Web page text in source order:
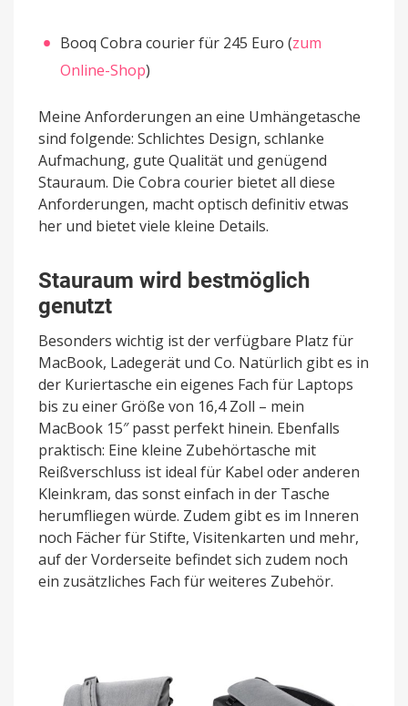
Booq Cobra courier für 245 Euro (zum
Online-Shop)
Meine Anforderungen an eine Umhängetasche
sind folgende: Schlichtes Design, schlanke
Aufmachung, gute Qualität und genügend
Stauraum. Die Cobra courier bietet all diese
Anforderungen, macht optisch definitiv etwas
her und bietet viele kleine Details.
Stauraum wird bestmöglich
genutzt
Besonders wichtig ist der verfügbare Platz für
MacBook, Ladegerät und Co. Natürlich gibt es in
der Kuriertasche ein eigenes Fach für Laptops
bis zu einer Größe von 16,4 Zoll – mein
MacBook 15″ passt perfekt hinein. Ebenfalls
praktisch: Eine kleine Zubehörtasche mit
Reißverschluss ist ideal für Kabel oder anderen
Kleinkram, das sonst einfach in der Tasche
herumfliegen würde. Zudem gibt es im Inneren
noch Fächer für Stifte, Visitenkarten und mehr,
auf der Vorderseite befindet sich zudem noch
ein zusätzliches Fach für weiteres Zubehör.